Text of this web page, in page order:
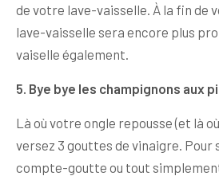
de votre lave-vaisselle. À la fin de
lave-vaisselle sera encore plus
vaiselle également.
5. Bye bye les champignons aux
Là où votre ongle repousse (et là
versez 3 gouttes de vinaigre. Pour
compte-goutte ou tout